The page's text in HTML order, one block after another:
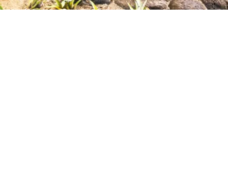
Revue De Week End
Tiny House